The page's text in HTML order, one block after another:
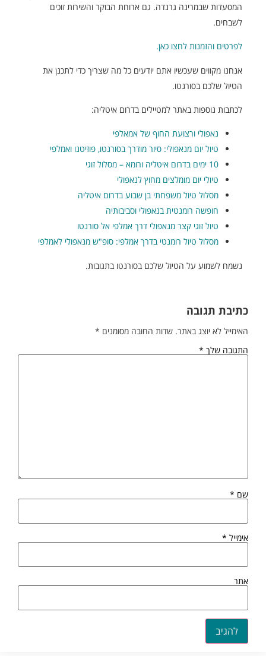
המסעדות שבמרינה גרנדה. גם ארוחת הבוקר והשירות זוכים
לשבחים.
לפרטים והזמנות לחצו כאן.
אנחנו מקווים שעכשיו אתם יודעים כל מה שצריך כדי לתכנן את
הטיול שלכם בסורנטו.
לכתבות נוספות באתר למטיילים בדרום איטליה:
נאפולי ורצועת החוף של אמאלפי
טיול יום מנאפולי: סיור מודרך בסורנטו, פוזיטנו ואמלפי
10 ימים בדרום איטליה ורומא – מסלול זוגי
טיולי יום מומלצים מחוץ לנאפולי
מסלול טיול משפחתי בן שבוע בדרום איטליה
חופשה רומנטית בנאפולי וסביבותיה
טיול זוגי קצר מנאפולי דרך אמלפי אל סורנטו
מסלול טיול רומנטי בדרך אמלפי: סופ"ש מנאפולי לאמלפי
נשמח לשמוע על הטיול שלכם בסורנטו בתגובות.
כתיבת תגובה
האימייל לא יוצג באתר. שדות החובה מסומנים*
התגובה שלך*
שם*
אימייל*
אתר